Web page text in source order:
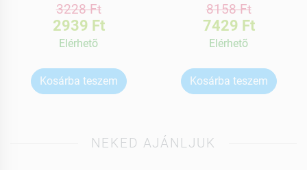
3228 Ft
2939 Ft
Elérhetõ
Kosárba teszem
8158 Ft
7429 Ft
Elérhetõ
Kosárba teszem
NEKED AJÁNLJUK